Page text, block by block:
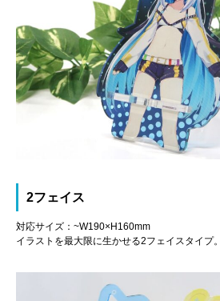
2フェイス
対応サイズ：~W190×H160mm
イラストを最大限に生かせる2フェイスタイプ。